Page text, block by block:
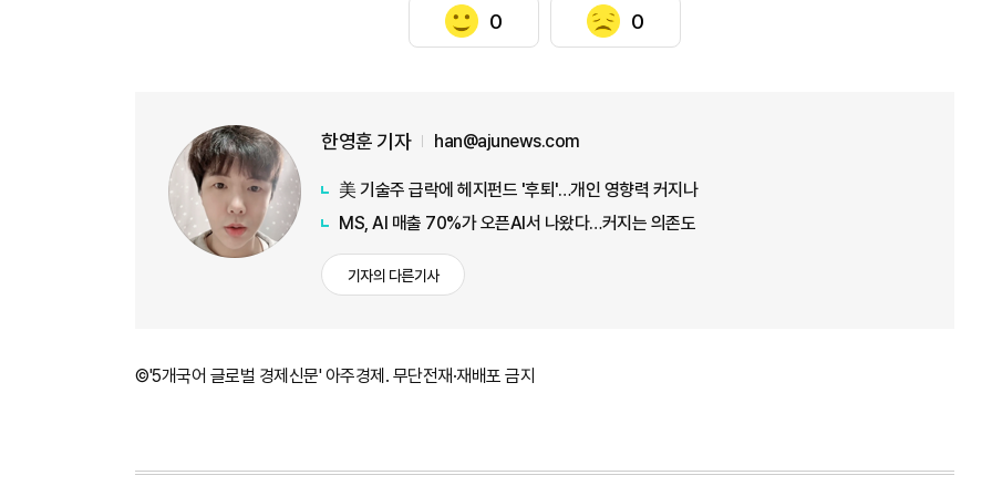
0 0
한영훈 기자 han@ajunews.com
美 기술주 급락에 헤지펀드 '후퇴'…개인 영향력 커지나
MS, AI 매출 70%가 오픈AI서 나왔다…커지는 의존도
기자의 다른기사
©'5개국어 글로벌 경제신문' 아주경제. 무단전재·재배포 금지